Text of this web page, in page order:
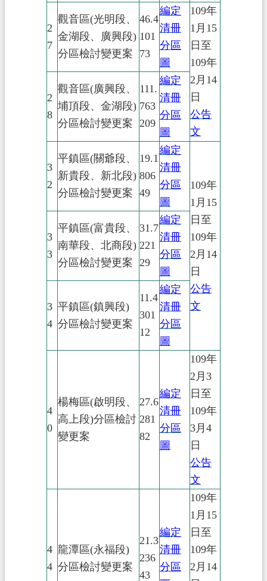
2
7
觀音區(光明段、
金湖段、廣興段)
分區檢討變更案
46.4
101
73
編定
清冊
分區
圖
109年
1月15
日至
109年
2月14
日
公告
文
2
8
觀音區(廣興段、
埔頂段、金湖段)
分區檢討變更案
111.
763
209
編定
清冊
分區
圖
3
2
平鎮區(關爺段、
新貴段、新北段)
分區檢討變更案
19.1
806
49
編定
清冊
分區
圖
109年
1月15
日至
109年
2月14
日
公告
文
3
3
平鎮區(富貴段、
南華段、北商段)
分區檢討變更案
31.7
221
29
編定
清冊
分區
圖
3
4
平鎮區(鎮興段)
分區檢討變更案
11.4
301
12
編定
清冊
分區
圖
4
0
楊梅區(啟明段、
高上段)分區檢討
變更案
27.6
281
82
編定
清冊
分區
圖
109年
2月3
日至
109年
3月4
日
公告
文
4
4
龍潭區(永福段)
分區檢討變更案
21.3
236
43
編定
清冊
分區
109年
1月15
日至
109年
2月14